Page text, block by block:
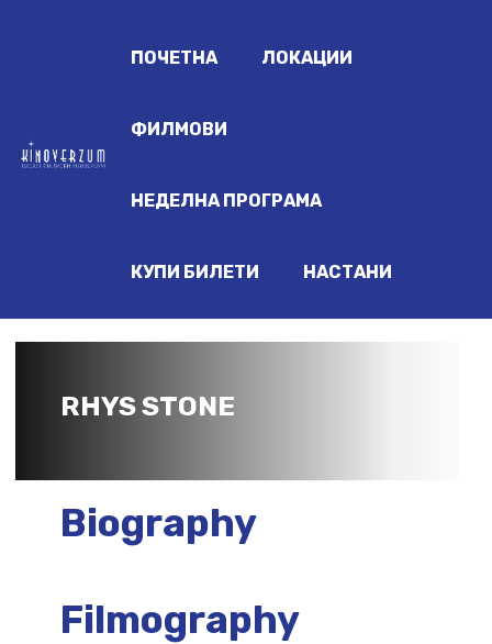
ПОЧЕТНА ЛОКАЦИИ
ФИЛМОВИ
НЕДЕЛНА ПРОГРАМА
КУПИ БИЛЕТИ НАСТАНИ
RHYS STONE
Biography
Filmography